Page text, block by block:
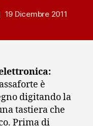
19 Dicembre 2011
è
digitando la
tastiera che
Prima di